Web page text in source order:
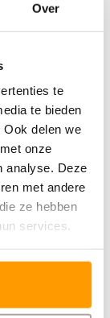
Over
te
te bieden
delen we
onze
analyse. Deze
met andere
ze hebben
services.
situatie
staffel?
we met